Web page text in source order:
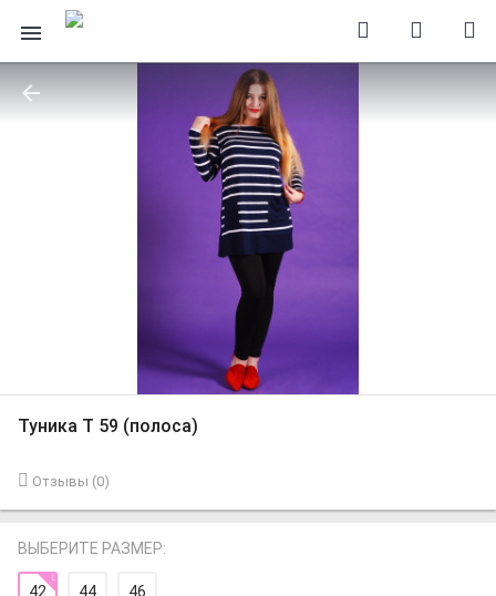
Туника Т 59 (полоса)
Отзывы (0)
ВЫБЕРИТЕ РАЗМЕР:
42 44 46